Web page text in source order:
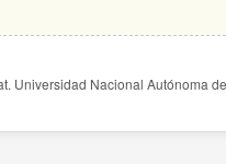
Universidad Nacional Autónoma